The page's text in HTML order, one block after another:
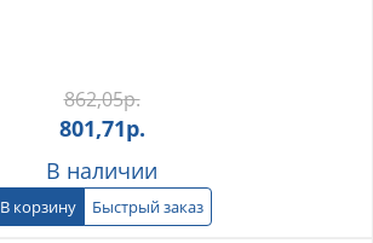
862,05р.
801,71р.
В наличии
В корзину Быстрый заказ